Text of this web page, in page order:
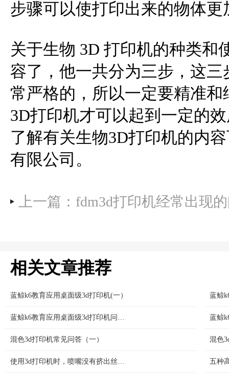
步骤可以使打印出来的物体更
关于生物 3D 打印机的种类和
容了，他一共分为三步，这
常严格的，所以一定要精准
3D打印机才可以起到一定的
了解有关生物3D打印机的内
有限公司。
上一篇：fdm3d打印机经常出现
相关文章推荐
蓝鲸k6教育应用桌面级3d打印机(一）
蓝鲸k6教育应用桌面级3d打印机问答（三）
混色3d打印机常见问答（一） 混色
使用3d打印机时，喷嘴没有挤出丝怎么处理？ 五种